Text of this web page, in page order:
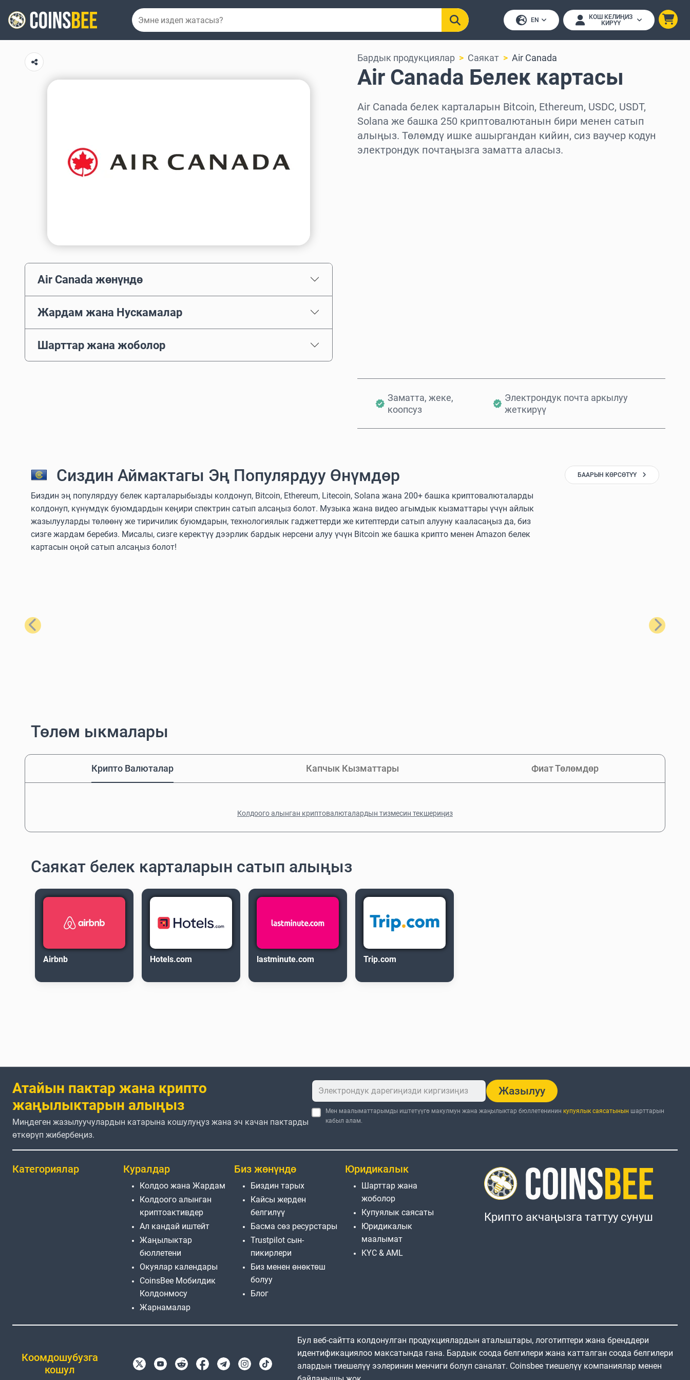
EN
КОШ КЕЛИҢИЗ
КИРҮҮ
Air Canada жөнүндө
Жардам жана Нускамалар
Шарттар жана жоболор
Бардык продукциялар Саякат Air Canada
Air Canada Белек картасы
Air Canada белек карталарын Bitcoin, Ethereum, USDC, USDT,
Solana же башка 250 криптовалютанын бири менен сатып
алыңыз. Төлөмдү ишке ашыргандан кийин, сиз ваучер кодун
электрондук почтаңызга заматта аласыз.
Заматта, жеке,
коопсуз
Электрондук почта аркылуу
жеткирүү
Сиздин Аймактагы Эң Популярдуу Өнүмдөр
Биздин эң популярдуу белек карталарыбызды колдонуп, Bitcoin, Ethereum, Litecoin, Solana жана 200+ башка криптовалюталарды
колдонуп, күнүмдүк буюмдардын кеңири спектрин сатып алсаңыз болот. Музыка жана видео агымдык кызматтары үчүн айлык
жазылууларды төлөөнү же тиричилик буюмдарын, технологиялык гаджеттерди же китептерди сатып алууну кааласаңыз да, биз
сизге жардам беребиз. Мисалы, сизге керектүү дээрлик бардык нерсени алуу үчүн Bitcoin же башка крипто менен Amazon белек
картасын оңой сатып алсаңыз болот!
БААРЫН КӨРСӨТҮҮ
Мурунку Кийинки
Төлөм ыкмалары
Крипто Валюталар Капчык Кызматтары Фиат Төлөмдөр
Колдоого алынган криптовалюталардын тизмесин текшериңиз
Саякат белек карталарын сатып алыңыз
Airbnb Hotels.com lastminute.com Trip.com
Атайын пактар жана крипто
жаңылыктарын алыңыз
Миңдеген жазылуучулардын катарына кошулуңуз жана эч качан пактарды
өткөрүп жибербеңиз.
Жазылуу
Мен маалыматтарымды иштетүүгө макулмун жана жаңылыктар бюллетенинин купуялык саясатынын шарттарын
кабыл алам.
Категориялар Куралдар
Колдоо жана Жардам
Колдоого алынган
криптоактивдер
Ал кандай иштейт
Жаңылыктар
бюллетени
Окуялар календары
CoinsBee Мобилдик
Колдонмосу
Жарнамалар
Биз жөнүндө
Биздин тарых
Кайсы жерден
белгилүү
Басма сөз ресурстары
Trustpilot сын-
пикирлери
Биз менен өнөктөш
болуу
Блог
Юридикалык
Шарттар жана
жоболор
Купуялык саясаты
Юридикалык
маалымат
KYC & AML
Крипто акчаңызга таттуу сунуш
Коомдошубузга
кошул
Бул веб-сайтта колдонулган продукциялардын аталыштары, логотиптери жана бренддери
идентификациялоо максатында гана. Бардык соода белгилери жана катталган соода белгилери
алардын тиешелүү ээлеринин менчиги болуп саналат. Coinsbee тиешелүү компаниялар менен